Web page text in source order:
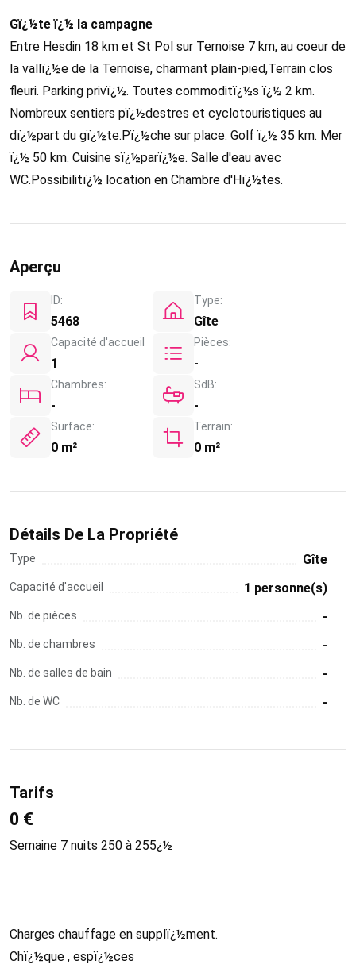
Gï¿½te ï¿½ la campagne
Entre Hesdin 18 km et St Pol sur Ternoise 7 km, au coeur de
la vallï¿½e de la Ternoise, charmant plain-pied,Terrain clos
fleuri. Parking privï¿½. Toutes commoditï¿½s ï¿½ 2 km.
Nombreux sentiers pï¿½destres et cyclotouristiques au
dï¿½part du gï¿½te.Pï¿½che sur place. Golf ï¿½ 35 km. Mer
ï¿½ 50 km. Cuisine sï¿½parï¿½e. Salle d'eau avec
WC.Possibilitï¿½ location en Chambre d'Hï¿½tes.
Aperçu
ID:
5468
Type:
Gîte
Capacité d'accueil
1
Pièces:
-
Chambres:
-
SdB:
-
Surface:
0 m²
Terrain:
0 m²
Détails De La Propriété
Type Gîte
Capacité d'accueil 1 personne(s)
Nb. de pièces -
Nb. de chambres -
Nb. de salles de bain -
Nb. de WC -
Tarifs
0 €
Semaine 7 nuits 250 à 255¿½
Charges chauffage en supplï¿½ment.
Chï¿½que , espï¿½ces